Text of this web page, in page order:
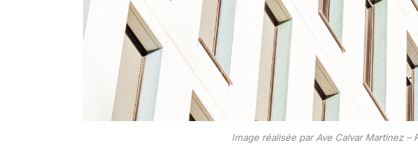
Image réalisée par Ave Calvar Martinez –